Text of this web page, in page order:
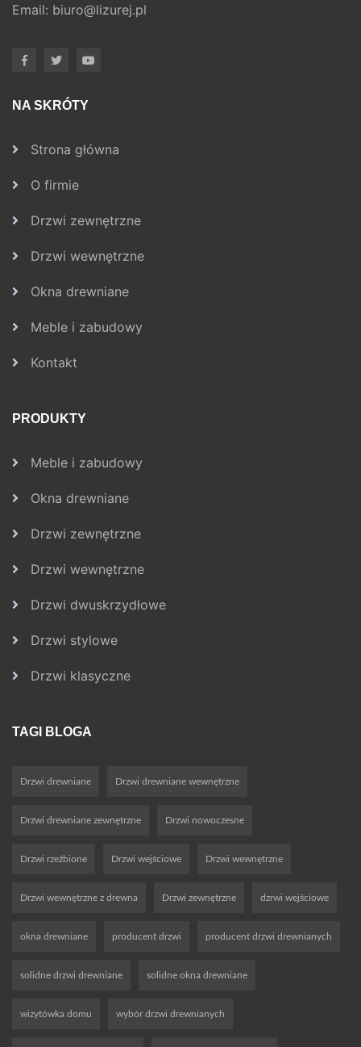
Email: biuro@lizurej.pl
NA SKRÓTY
Strona główna
O firmie
Drzwi zewnętrzne
Drzwi wewnętrzne
Okna drewniane
Meble i zabudowy
Kontakt
PRODUKTY
Meble i zabudowy
Okna drewniane
Drzwi zewnętrzne
Drzwi wewnętrzne
Drzwi dwuskrzydłowe
Drzwi stylowe
Drzwi klasyczne
TAGI BLOGA
Drzwi drewniane Drzwi drewniane wewnętrzne
Drzwi drewniane zewnętrzne Drzwi nowoczesne
Drzwi rzeźbione Drzwi wejściowe Drzwi wewnętrzne
Drzwi wewnętrzne z drewna Drzwi zewnętrzne dzrwi wejściowe
okna drewniane producent drzwi producent drzwi drewnianych
solidne drzwi drewniane solidne okna drewniane
wizytówka domu wybór drzwi drewnianych